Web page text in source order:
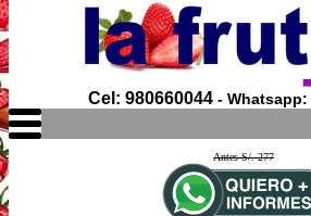
Cel: 980660044- Whatsapp:
Antes S/. 277